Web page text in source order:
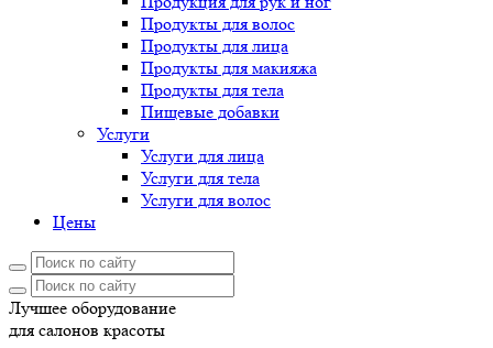
Продукты для волос
Продукты для лица
Продукты для макияжа
Продукты для тела
Пищевые добавки
Услуги
Услуги для лица
Услуги для тела
Услуги для волос
Цены
Лучшее оборудование
для салонов красоты